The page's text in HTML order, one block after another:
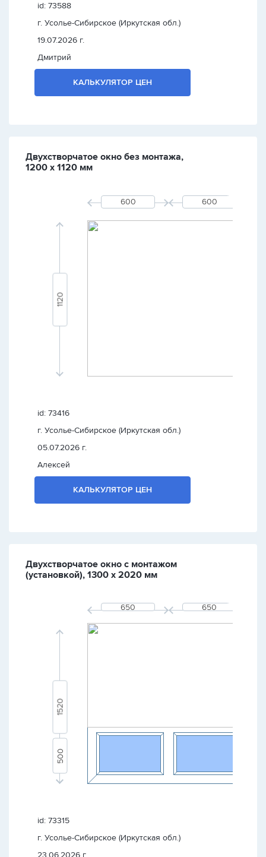
id: 73588
г. Усолье-Сибирское (Иркутская обл.)
19.07.2026 г.
Дмитрий
КАЛЬКУЛЯТОР ЦЕН
Двухстворчатое окно без монтажа,
1200 х 1120 мм
id: 73416
г. Усолье-Сибирское (Иркутская обл.)
05.07.2026 г.
Алексей
КАЛЬКУЛЯТОР ЦЕН
Двухстворчатое окно с монтажом
(установкой), 1300 х 2020 мм
id: 73315
г. Усолье-Сибирское (Иркутская обл.)
23.06.2026 г.